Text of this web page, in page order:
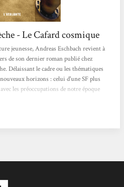
- Le Cafard cosmique
jeunesse, Andreas Eschbach revient à
de son dernier roman publié chez
Délaissant le cadre ou les thématiques
horizons : celui d'une SF plus
les préoccupations de notre époque
les Etats-Unis. Jeune homme rongé par